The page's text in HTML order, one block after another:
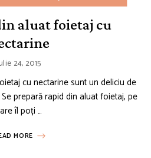
aluat foietaj cu
24, 2015
cu nectarine sunt un deliciu de
prepară rapid din aluat foietaj, pe
îl poți …
MORE